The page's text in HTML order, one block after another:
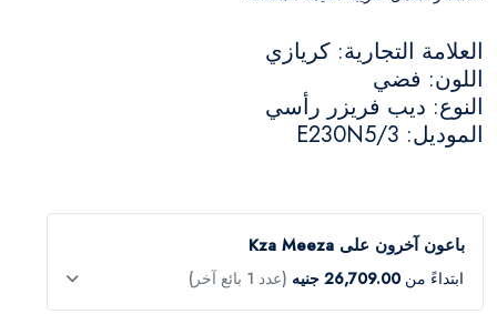
العلامة التجارية: كريازي
اللون: فضي
النوع: ديب فريزر رأسي
الموديل: E230N5/3
باعون آخرون على Kza Meeza
ابتداءً من 26,709.00 جنيه (عدد 1 بائع آخر)